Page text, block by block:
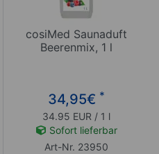
cosiMed Saunaduft
Beerenmix, 1 l
34,95€ *
34.95 EUR / 1 l
Sofort lieferbar
Art-Nr. 23950